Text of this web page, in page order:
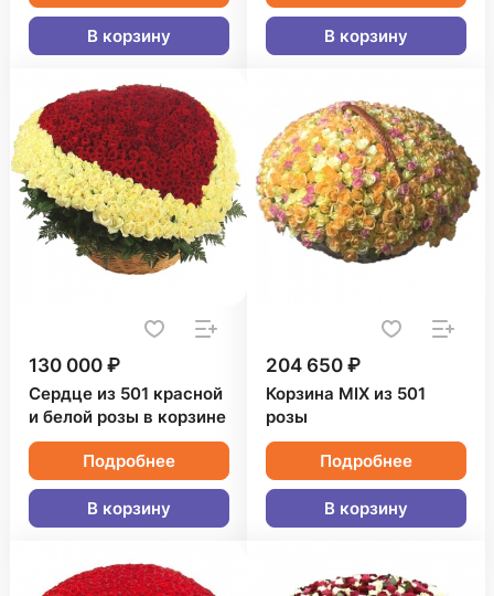
В корзину В корзину
130 000 ₽
Сердце из 501 красной
и белой розы в корзине
Подробнее
В корзину
204 650 ₽
Корзина MIX из 501
розы
Подробнее
В корзину